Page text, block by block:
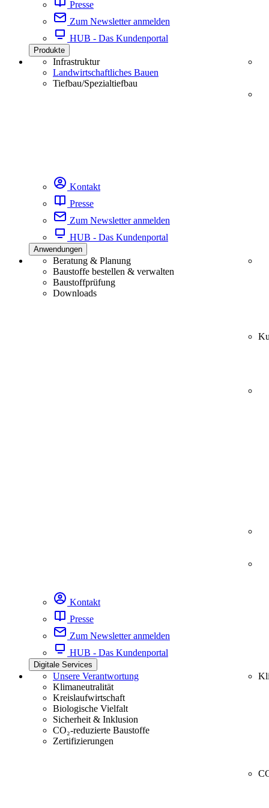
Presse
Zum Newsletter anmelden
HUB - Das Kundenportal
Produkte
Infrastruktur
Landwirtschaftliches Bauen
Tiefbau/Spezialtiefbau
Kontakt
Presse
Zum Newsletter anmelden
HUB - Das Kundenportal
Anwendungen
Beratung & Planung
Baustoffe bestellen & verwalten
Baustoffprüfung
Downloads
Kontakt
Presse
Zum Newsletter anmelden
HUB - Das Kundenportal
Digitale Services
Unsere Verantwortung
Klimaneutralität
Kreislaufwirtschaft
Biologische Vielfalt
Sicherheit & Inklusion
CO₂-reduzierte Baustoffe
Zertifizierungen